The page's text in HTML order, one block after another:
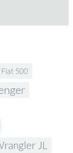
Fiat 500
JL